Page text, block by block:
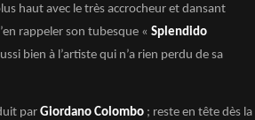
haut avec le très accrocheur et dansant
rappeler son tubesque « Splendido
bien à l’artiste qui n’a rien perdu de sa
par Giordano Colombo ; reste en tête dès la